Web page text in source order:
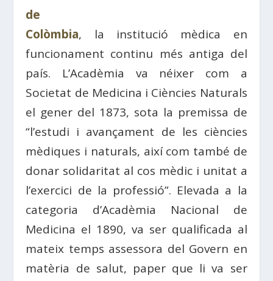
de
Colòmbia, la institució mèdica en
funcionament continu més antiga del
país. L’Acadèmia va néixer com a
Societat de Medicina i Ciències Naturals
el gener del 1873, sota la premissa de
“l’estudi i avançament de les ciències
mèdiques i naturals, així com també de
donar solidaritat al cos mèdic i unitat a
l’exercici de la professió”. Elevada a la
categoria d’Acadèmia Nacional de
Medicina el 1890, va ser qualificada al
mateix temps assessora del Govern en
matèria de salut, paper que li va ser